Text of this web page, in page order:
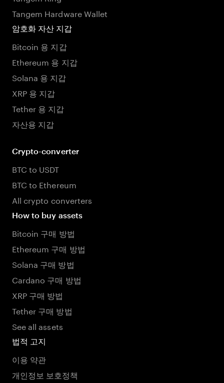
Tangem Hardware Wallet
암호화 자산 지갑
Bitcoin 용 지갑
Ethereum 용 지갑
Solana 용 지갑
XRP 용 지갑
Tether 용 지갑
자산용 지갑
Crypto-converter
BTC to USDT
BTC to Ethereum
All crypto converters
How to buy assets
Bitcoin 구매 방법
Ethereum 구매 방법
Solana 구매 방법
Cardano 구매 방법
XRP 구매 방법
Tether 구매 방법
See all assets
법적 고지
이용 약관
개인정보 보호정책